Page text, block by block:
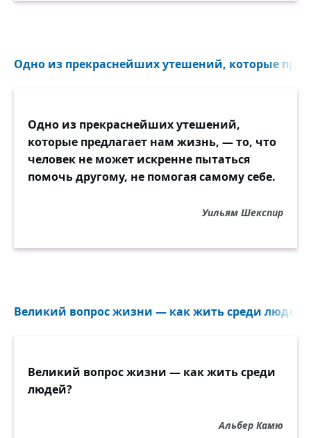
Одно из прекраснейших утешений, которые
Одно из прекраснейших утешений,
которые предлагает нам жизнь, — то, что
человек не может искренне пытаться
помочь другому, не помогая самому себе.
Уильям Шекспир
Великий вопрос жизни — как жить среди
Великий вопрос жизни — как жить среди
людей?
Альбер Камю